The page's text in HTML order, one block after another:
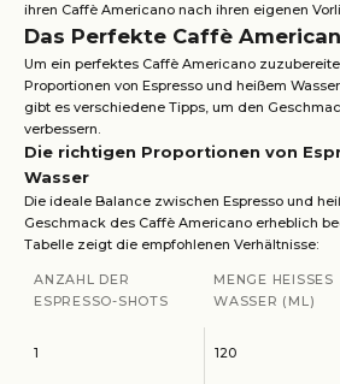
ihren Caffè Americano nach ihren eigenen
Das Perfekte Caffè
Um ein perfektes Caffè Americano
Proportionen von Espresso und heißem
gibt es verschiedene Tipps, um den
verbessern.
Die richtigen Proportionen von
Wasser
Die ideale Balance zwischen Espresso und
Geschmack des Caffè Americano erheblich
Tabelle zeigt die empfohlenen Verhältnisse:
ANZAHL DER
ESPRESSO-SHOTS
MENGE HEISSES W
ASSER (ML)
1 120